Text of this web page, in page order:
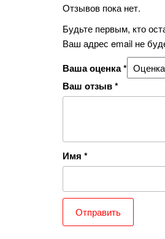
Отзывов пока нет.
Будьте первым, кто
Ваш адрес email не
Ваша оценка*
Ваш отзыв*
Имя *